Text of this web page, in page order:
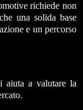
richiede non
una solida base
e un percorso
aiuta a valutare la